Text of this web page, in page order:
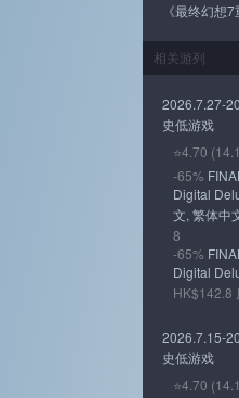
《最终幻想
相关游列
2026.7.27-
史低游戏
⭐4.70
-65%
Digital
文, 繁体中
8
-65%
Digital
HK$142.8
2026.7.15-
史低游戏
⭐4.70